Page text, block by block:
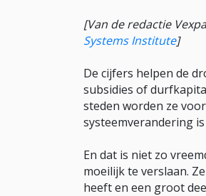
[Van de redactie
Systems Institute]
De cijfers helpen de
subsidies of
steden worden ze
systeemverandering
En dat is niet zo
moeilijk te verslaan.
heeft en een groot